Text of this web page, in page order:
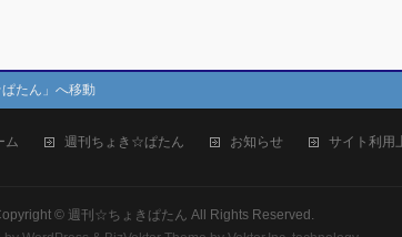
たん」へ移動
ム 週刊ちょき☆ぱたん お知らせ サイト利用
© 週刊☆ちょきぱたん All Rights Reserved.